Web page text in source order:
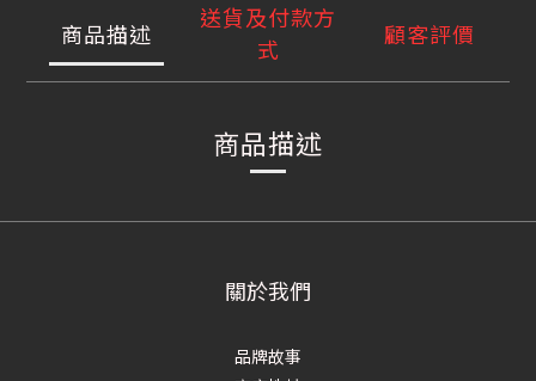
商品描述
送貨及付款方
式
顧客評價
商品描述
關於我們
品牌故事